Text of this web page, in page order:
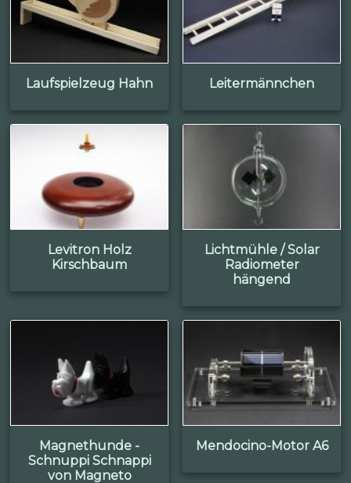
Laufspielzeug Hahn Leitermännchen
Levitron Holz
Kirschbaum
Lichtmühle / Solar
Radiometer
hängend
Magnethunde -
Schnuppi Schnappi
von Magneto
Mendocino-Motor A6